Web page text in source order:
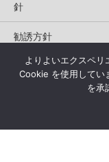
針
勧誘方針
特
よりよいエクスペ
Cookie を使用してい
を承